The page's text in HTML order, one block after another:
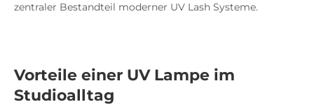
zentraler Bestandteil moderner UV Lash Systeme.
Vorteile einer UV Lampe im
Studioalltag